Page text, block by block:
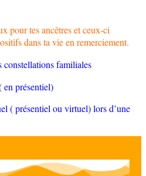
pour tes ancêtres et ceux-ci
dans ta vie en remerciement.
constellations familiales
ou virtuel) lors d’une